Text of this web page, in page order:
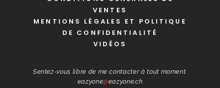
VENTES
MENTIONS LÉGALES ET POLITIQUE
DE CONFIDENTIALITÉ
VIDÉOS
Sentez-vous libre de me contacter à tout moment.
eazyone@eazyone.ch